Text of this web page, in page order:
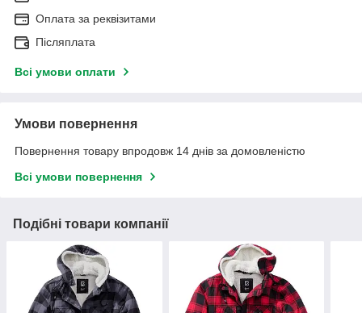
Оплата за реквізитами
Післяплата
Всі умови оплати
Умови повернення
Повернення товару впродовж 14 днів за домовленістю
Всі умови повернення
Подібні товари компанії